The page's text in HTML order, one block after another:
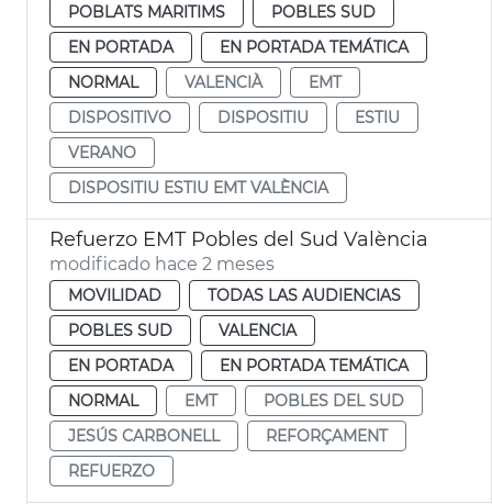
POBLATS MARITIMS
POBLES SUD
EN PORTADA
EN PORTADA TEMÁTICA
NORMAL
VALENCIÀ
EMT
DISPOSITIVO
DISPOSITIU
ESTIU
VERANO
DISPOSITIU ESTIU EMT VALÈNCIA
Refuerzo EMT Pobles del Sud València
modificado hace 2 meses
MOVILIDAD
TODAS LAS AUDIENCIAS
POBLES SUD
VALENCIA
EN PORTADA
EN PORTADA TEMÁTICA
NORMAL
EMT
POBLES DEL SUD
JESÚS CARBONELL
REFORÇAMENT
REFUERZO